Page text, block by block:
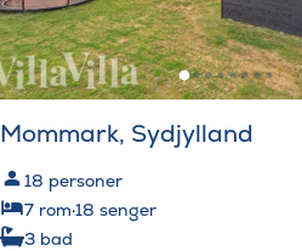
Mommark, Sydjylland
18 personer
7 rom·18 senger
3 bad